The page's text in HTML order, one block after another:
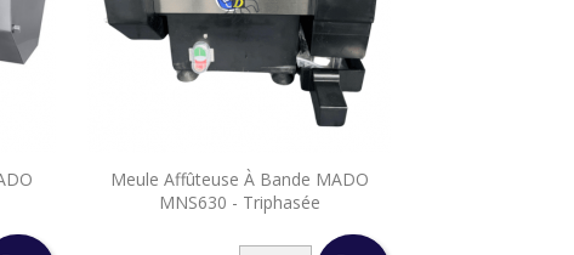
Meule Affûteuse À Bande MADO
MNS630 - Triphasée
Aperçu rapide